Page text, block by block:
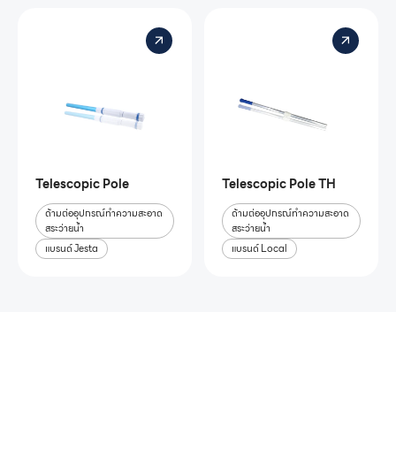
Telescopic Pole
ด้ามต่ออุปกรณ์ทำความสะอาด
สระว่ายน้ำ
แบรนด์ Jesta
Telescopic Pole TH
ด้ามต่ออุปกรณ์ทำความสะอาด
สระว่ายน้ำ
แบรนด์ Local